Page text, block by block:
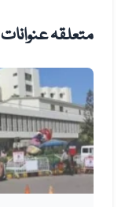
متعلقہ عنوانات